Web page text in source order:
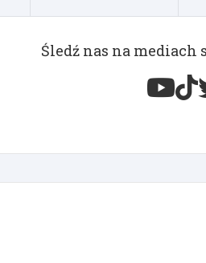
Śledź nas na mediach